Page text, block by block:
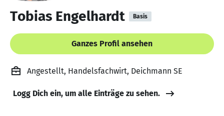
Tobias Engelhardt Basis
Ganzes Profil ansehen
Angestellt, Handelsfachwirt, Deichmann SE
Logg Dich ein, um alle Einträge zu sehen.